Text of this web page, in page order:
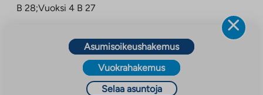
B 28;Vuoksi 4 B 27
Asumisoikeushakemus
Vuokrahakemus
Selaa asuntoja